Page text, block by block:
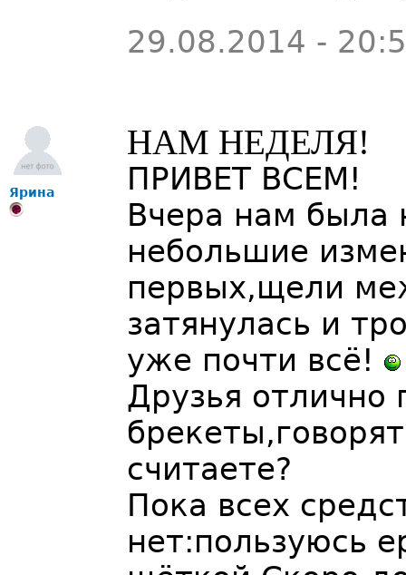
29.08.2014 -
Ярина
НАМ НЕДЕЛЯ!
ПРИВЕТ ВСЕМ!
Вчера нам была
небольшие
первых,щели
затянулась и
уже почти всё!
Друзья отлично
считаете?
Пока всех
нет:пользуюсь